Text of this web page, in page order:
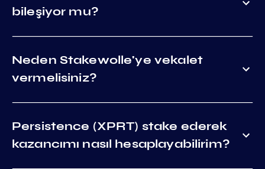
bileşiyor mu?
Neden Stakewolle'ye vekalet
vermelisiniz?
Persistence (XPRT) stake ederek
kazancımı nasıl hesaplayabilirim?